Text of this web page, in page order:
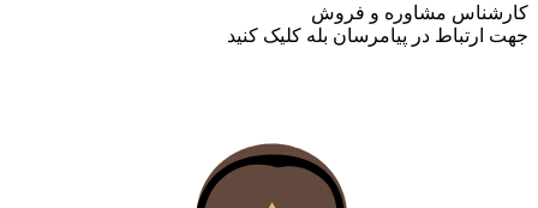
کارشناس مشاوره و فروش
جهت ارتباط در پیامرسان بله کلیک کنید